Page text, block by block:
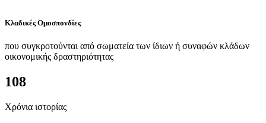
Κλαδικές Ομοσπονδίες
που συγκροτούνται από σωματεία των ίδιων ή συναφών κλάδων
οικονομικής δραστηριότητας
108
Χρόνια ιστορίας